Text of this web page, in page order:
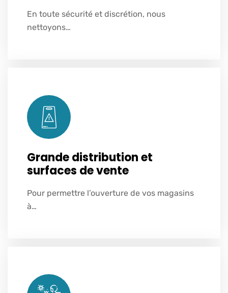
En toute sécurité et discrétion, nous
nettoyons…
Voir plus
Grande distribution et
surfaces de vente
Pour permettre l’ouverture de vos magasins
à…
Voir plus